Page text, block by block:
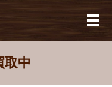
メ
取中